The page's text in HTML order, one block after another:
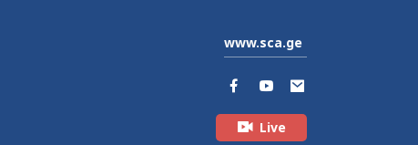
www.sca.ge
Live